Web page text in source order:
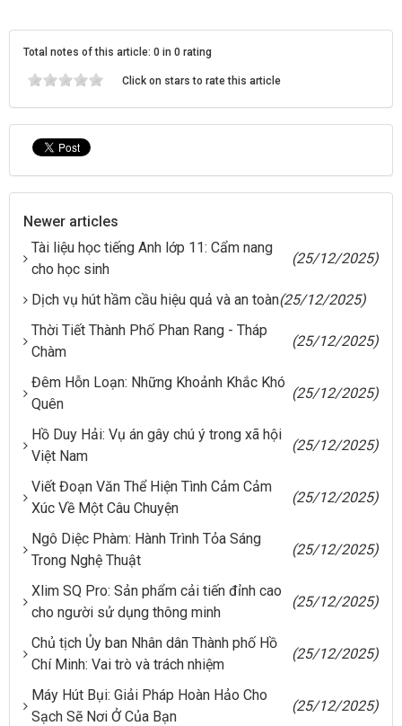
Total notes of this article: 0 in 0 rating
Click on stars to rate this article
Newer articles
Tài liệu học tiếng Anh lớp 11: Cẩm nang
cho học sinh
(25/12/2025)
Dịch vụ hút hầm cầu hiệu quả và an toàn(25/12/2025)
Thời Tiết Thành Phố Phan Rang - Tháp
Chàm
(25/12/2025)
Đêm Hỗn Loạn: Những Khoảnh Khắc Khó
Quên
(25/12/2025)
Hồ Duy Hải: Vụ án gây chú ý trong xã hội
Việt Nam
(25/12/2025)
Viết Đoạn Văn Thể Hiện Tình Cảm Cảm
Xúc Về Một Câu Chuyện
(25/12/2025)
Ngô Diệc Phàm: Hành Trình Tỏa Sáng
Trong Nghệ Thuật
(25/12/2025)
Xlim SQ Pro: Sản phẩm cải tiến đỉnh cao
cho người sử dụng thông minh
(25/12/2025)
Chủ tịch Ủy ban Nhân dân Thành phố Hồ
Chí Minh: Vai trò và trách nhiệm
(25/12/2025)
Máy Hút Bụi: Giải Pháp Hoàn Hảo Cho
Sạch Sẽ Nơi Ở Của Bạn
(25/12/2025)